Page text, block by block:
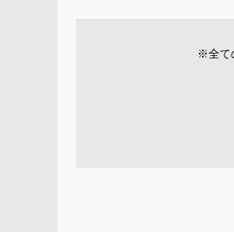
※全て